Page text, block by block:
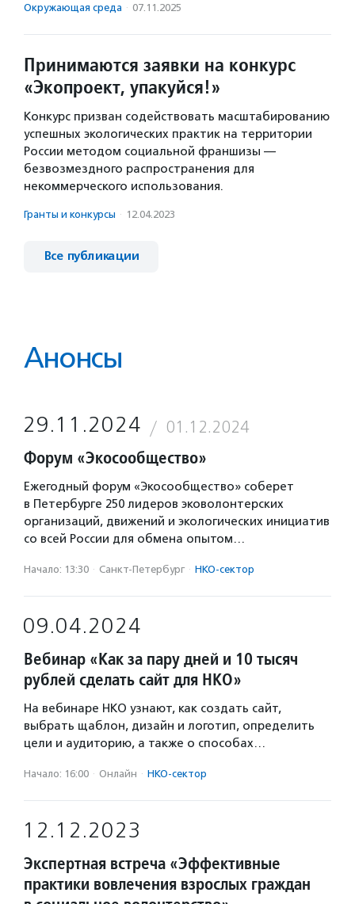
Окружающая среда · 07.11.2025
Принимаются заявки на конкурс
«Экопроект, упакуйся!»
Конкурс призван содействовать масштабированию
успешных экологических практик на территории
России методом социальной франшизы —
безвозмездного распространения для
некоммерческого использования.
Гранты и конкурсы · 12.04.2023
Все публикации
Анонсы
29.11.2024 01.12.2024
Форум «Экосообщество»
Ежегодный форум «Экосообщество» соберет
в Петербурге 250 лидеров эковолонтерских
организаций, движений и экологических инициатив
со всей России для обмена опытом…
Начало: 13:30 · Санкт-Петербург · НКО-сектор
09.04.2024
Вебинар «Как за пару дней и 10 тысяч
рублей сделать сайт для НКО»
На вебинаре НКО узнают, как создать сайт,
выбрать щаблон, дизайн и логотип, определить
цели и аудиторию, а также о способах…
Начало: 16:00 · Онлайн · НКО-сектор
12.12.2023
Экспертная встреча «Эффективные
практики вовлечения взрослых граждан